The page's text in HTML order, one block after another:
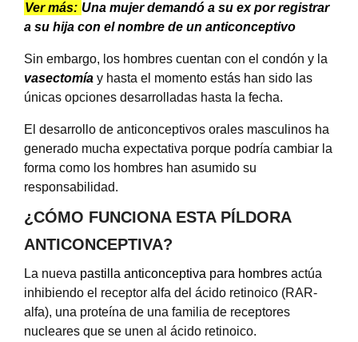
Ver más: Una mujer demandó a su ex por registrar
a su hija con el nombre de un anticonceptivo
Sin embargo, los hombres cuentan con el condón y la
vasectomía y hasta el momento estás han sido las
únicas opciones desarrolladas hasta la fecha.
El desarrollo de anticonceptivos orales masculinos ha
generado mucha expectativa porque podría cambiar la
forma como los hombres han asumido su
responsabilidad.
¿CÓMO FUNCIONA ESTA PÍLDORA
ANTICONCEPTIVA?
La nueva pastilla anticonceptiva para hombres actúa
inhibiendo el receptor alfa del ácido retinoico (RAR-
alfa), una proteína de una familia de receptores
nucleares que se unen al ácido retinoico.